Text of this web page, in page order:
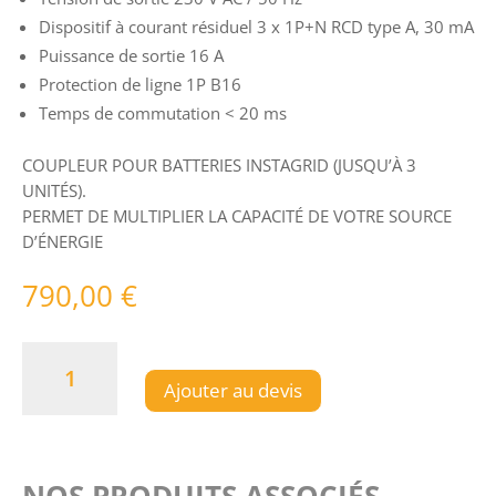
Dispositif à courant résiduel 3 x 1P+N RCD type A, 30 mA
Puissance de sortie 16 A
Protection de ligne 1P B16
Temps de commutation < 20 ms
COUPLEUR POUR BATTERIES INSTAGRID (JUSQU’À 3
UNITÉS).
PERMET DE MULTIPLIER LA CAPACITÉ DE VOTRE SOURCE
D’ÉNERGIE
790,00 €
Ajouter au devis